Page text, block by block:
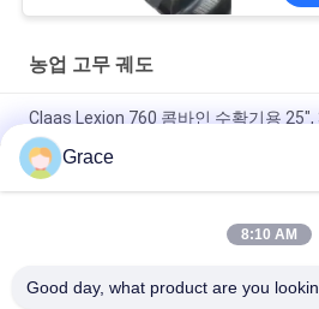
농업 고무 궤도
Claas Lexion 760 콤바인 수확기용 25",
케이스 STX 쿼드랙 농업용 고무 트랙
합 뉴 홀랜드 CR CX 고무 트랙
농업 트랙터 케이스 IH STX 쿼드랙 축
Grace
8:10 AM
Good day, what product are you